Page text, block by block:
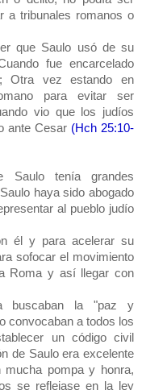
a tribunales romanos o
que Saulo usó de su
fue encarcelado
; Otra vez estando en
para evitar ser
vio que los judíos
ante Cesar (Hch 25:10-
tenía grandes
haya sido abogado
al pueblo judío
él y para acelerar su
sofocar el movimiento
Roma y así llegar con
buscaban la "paz y
convocaban a todos los
un código civil
de Saulo era excelente
pompa y honra,
se reflejase en la ley